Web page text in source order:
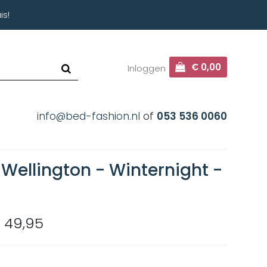
Inloggen € 0,00
info@bed-fashion.nl of 053 536 0060
- Winternight -